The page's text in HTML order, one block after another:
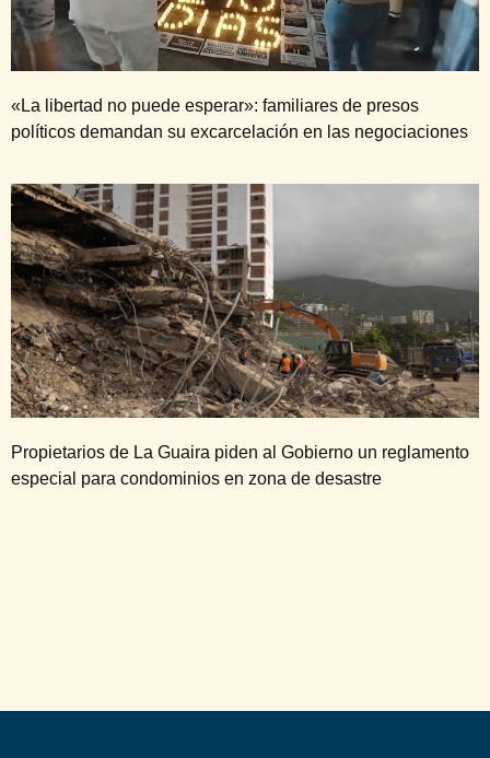
«La libertad no puede esperar»: familiares de presos
políticos demandan su excarcelación en las negociaciones
Propietarios de La Guaira piden al Gobierno un reglamento
especial para condominios en zona de desastre